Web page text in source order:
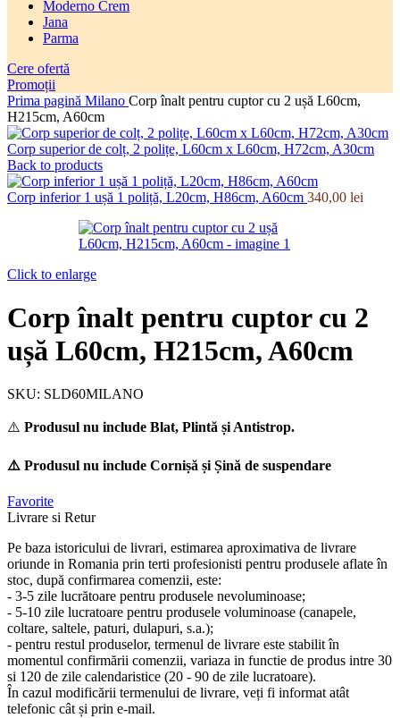
Moderno Crem
Jana
Parma
Cere ofertă
Promoții
Prima pagină Milano Corp înalt pentru cuptor cu 2 ușă L60cm,
H215cm, A60cm
Corp superior de colț, 2 polițe, L60cm x L60cm, H72cm, A30cm
Back to products
Corp inferior 1 ușă 1 poliță, L20cm, H86cm, A60cm 340,00 lei
Click to enlarge
Corp înalt pentru cuptor cu 2
ușă L60cm, H215cm, A60cm
SKU: SLD60MILANO
⚠️ Produsul nu include Blat, Plintă și Antistrop.
⚠️ Produsul nu include Cornișă și Șină de suspendare
Favorite
Livrare si Retur
Pe baza istoricului de livrari, estimarea aproximativa de livrare
oriunde in Romania prin terti profesionisti pentru produsele aflate în
stoc, după confirmarea comenzii, este:
- 3-5 zile lucrătoare pentru produsele nevoluminoase;
- 5-10 zile lucratoare pentru produsele voluminoase (canapele,
coltare, saltele, paturi, dulapuri, s.a.);
- pentru restul produselor, termenul de livrare este stabilit în
momentul confirmării comenzii, variaza in functie de produs intre 30
si 120 de zile calendaristice (20 - 90 de zile lucratoare).
În cazul modificării termenului de livrare, veți fi informat atât
telefonic cât și prin e-mail.